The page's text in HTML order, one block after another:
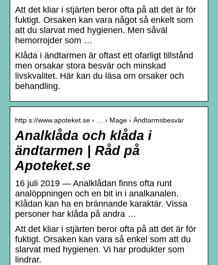
Att det kliar i stjärten beror ofta på att det är för
fuktigt. Orsaken kan vara något så enkelt som
att du slarvat med hygienen. Men såväl
hemorrojder som …
Klåda i ändtarmen är oftast ett ofarligt tillstånd
men orsakar stora besvär och minskad
livskvalitet. Här kan du läsa om orsaker och
behandling.
http s://www.apoteket.se › … › Mage › Ändtarmsbesvär
Analklåda och klåda i
ändtarmen | Råd på
Apoteket.se
16 juli 2019 — Analklådan finns ofta runt
analöppningen och en bit in i analkanalen.
Klådan kan ha en brännande karaktär. Vissa
personer har klåda på andra …
Att det kliar i stjärten beror ofta på att det är för
fuktigt. Orsaken kan vara så enkel som att du
slarvat med hygienen. Vi har produkter som
lindrar.